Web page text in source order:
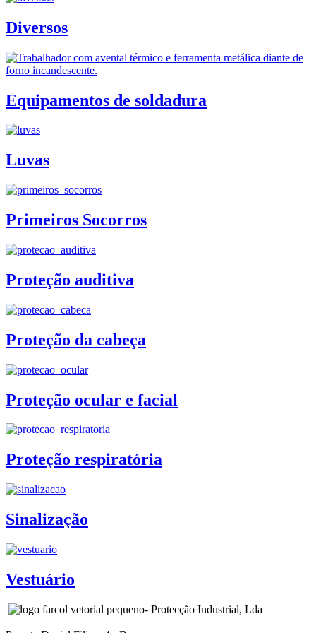
Diversos
Equipamentos de soldadura
Luvas
Primeiros Socorros
Proteção auditiva
Proteção da cabeça
Proteção ocular e facial
Proteção respiratória
Sinalização
Vestuário
- Protecção Industrial, Lda